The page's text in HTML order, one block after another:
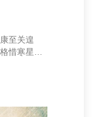
至关遑
惜寒星座
配生果；